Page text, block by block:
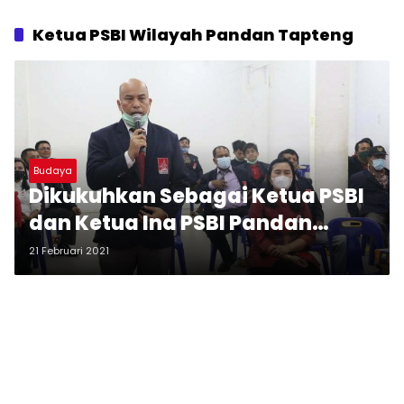
Ketua PSBI Wilayah Pandan Tapteng
Budaya
Dikukuhkan Sebagai Ketua PSBI
dan Ketua Ina PSBI Pandan
Tapanuli Tengah
21 Februari 2021